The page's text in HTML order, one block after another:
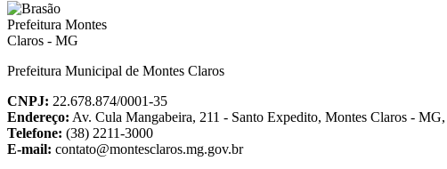
Prefeitura Municipal de Montes Claros
CNPJ: 22.678.874/0001-35
Endereço: Av. Cula Mangabeira, 211 - Santo Expedito, Montes Claros -
Telefone: (38) 2211-3000
E-mail: contato@montesclaros.mg.gov.br